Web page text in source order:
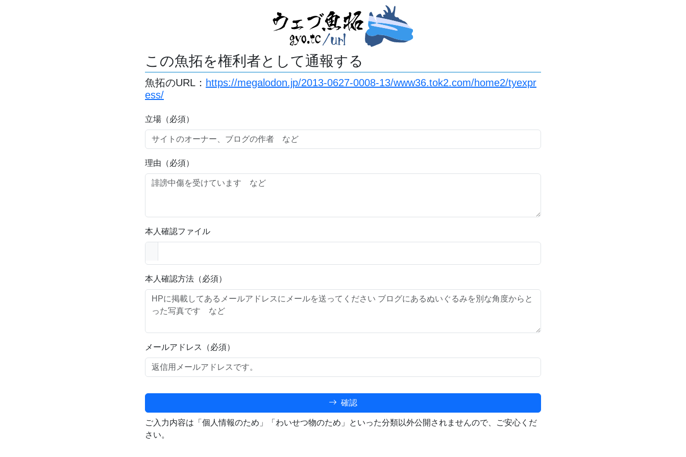
この魚拓を権利者として通報する
魚拓のURL： https://megalodon.jp/2013-0627-0008-13/www36.tok2.com/home2/tyexpr
ess/
立場（必須）
理由（必須）
本人確認ファイル
本人確認方法（必須）
メールアドレス（必須）
確認
ご入力内容は「個人情報のため」「わいせつ物のため」といった分類以外公開されませんので、ご安心くだ
さい。